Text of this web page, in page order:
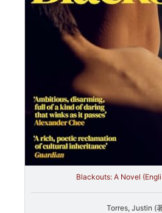
Blackouts: A Novel
Torres, Justin (